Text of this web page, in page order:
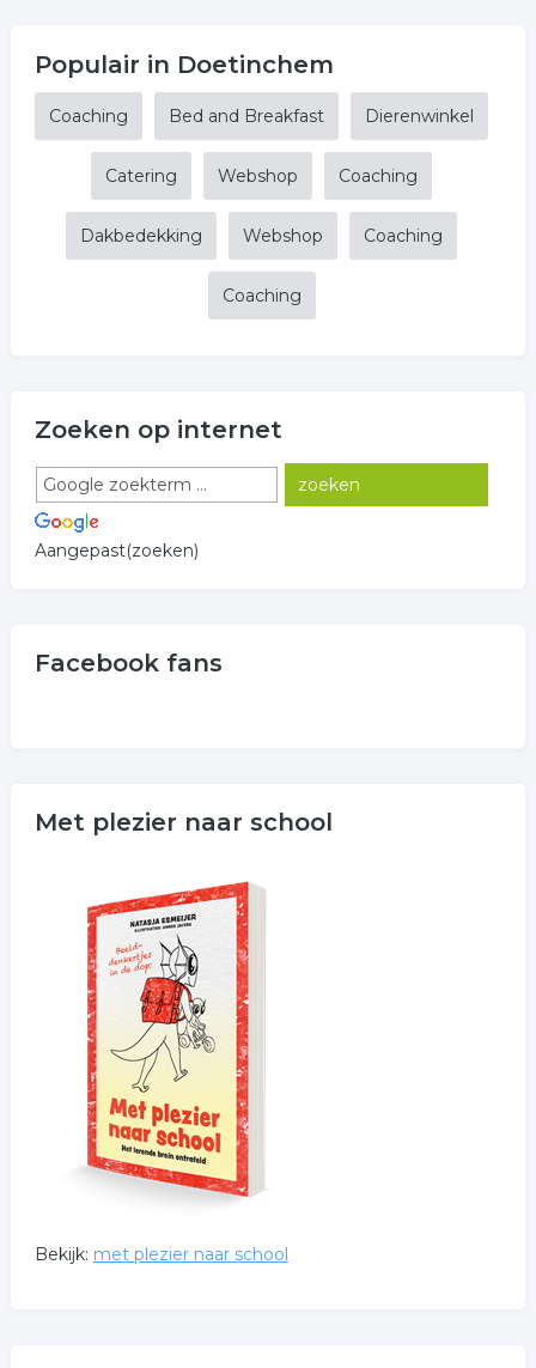
Populair in Doetinchem
Coaching Bed and Breakfast Dierenwinkel
Catering Webshop Coaching
Dakbedekking Webshop Coaching
Coaching
Zoeken op internet
Aangepast(zoeken)
Facebook fans
Met plezier naar school
Bekijk: met plezier naar school